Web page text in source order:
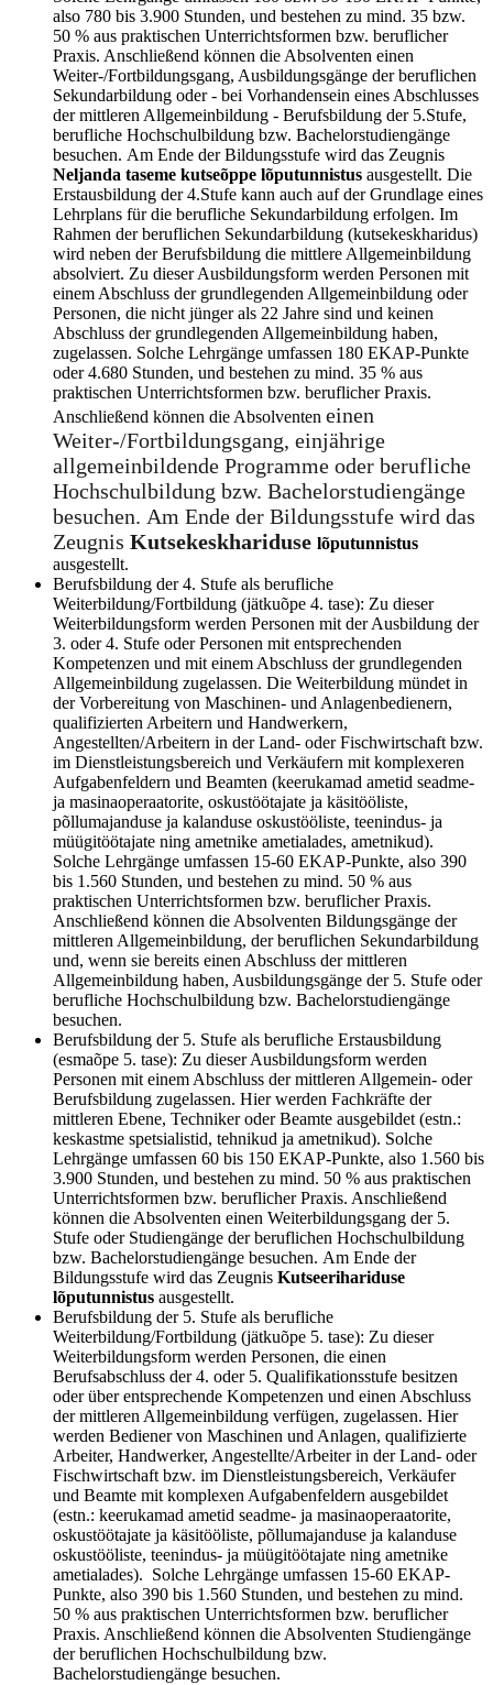
also 780 bis 3.900 Stunden, und bestehen zu mind. 35 bzw.
50 % aus praktischen Unterrichtsformen bzw. beruflicher
Praxis. Anschließend können die Absolventen einen
Weiter-/Fortbildungsgang, Ausbildungsgänge der beruflichen
Sekundarbildung oder - bei Vorhandensein eines Abschlusses
der mittleren Allgemeinbildung - Berufsbildung der 5.Stufe,
berufliche Hochschulbildung bzw. Bachelorstudiengänge
besuchen. Am Ende der Bildungsstufe wird das Zeugnis
Neljanda taseme kutseõppe lõputunnistus ausgestellt. Die
Erstausbildung der 4.Stufe kann auch auf der Grundlage eines
Lehrplans für die berufliche Sekundarbildung erfolgen. Im
Rahmen der beruflichen Sekundarbildung (kutsekeskharidus)
wird neben der Berufsbildung die mittlere Allgemeinbildung
absolviert. Zu dieser Ausbildungsform werden Personen mit
einem Abschluss der grundlegenden Allgemeinbildung oder
Personen, die nicht jünger als 22 Jahre sind und keinen
Abschluss der grundlegenden Allgemeinbildung haben,
zugelassen. Solche Lehrgänge umfassen 180 EKAP-Punkte
oder 4.680 Stunden, und bestehen zu mind. 35 % aus
praktischen Unterrichtsformen bzw. beruflicher Praxis.
Anschließend können die Absolventen einen
Weiter-/Fortbildungsgang, einjährige
allgemeinbildende Programme oder berufliche
Hochschulbildung bzw. Bachelorstudiengänge
besuchen. Am Ende der Bildungsstufe wird das
Zeugnis Kutsekeskhariduse lõputunnistus
ausgestellt.
Berufsbildung der 4. Stufe als berufliche
Weiterbildung/Fortbildung (jätkuõpe 4. tase): Zu dieser
Weiterbildungsform werden Personen mit der Ausbildung der
3. oder 4. Stufe oder Personen mit entsprechenden
Kompetenzen und mit einem Abschluss der grundlegenden
Allgemeinbildung zugelassen. Die Weiterbildung mündet in
der Vorbereitung von Maschinen- und Anlagenbedienern,
qualifizierten Arbeitern und Handwerkern,
Angestellten/Arbeitern in der Land- oder Fischwirtschaft bzw.
im Dienstleistungsbereich und Verkäufern mit komplexeren
Aufgabenfeldern und Beamten (keerukamad ametid seadme-
ja masinaoperaatorite, oskustöötajate ja käsitööliste,
põllumajanduse ja kalanduse oskustööliste, teenindus- ja
müügitöötajate ning ametnike ametialades, ametnikud).
Solche Lehrgänge umfassen 15-60 EKAP-Punkte, also 390
bis 1.560 Stunden, und bestehen zu mind. 50 % aus
praktischen Unterrichtsformen bzw. beruflicher Praxis.
Anschließend können die Absolventen Bildungsgänge der
mittleren Allgemeinbildung, der beruflichen Sekundarbildung
und, wenn sie bereits einen Abschluss der mittleren
Allgemeinbildung haben, Ausbildungsgänge der 5. Stufe oder
berufliche Hochschulbildung bzw. Bachelorstudiengänge
besuchen.
Berufsbildung der 5. Stufe als berufliche Erstausbildung
(esmaõpe 5. tase): Zu dieser Ausbildungsform werden
Personen mit einem Abschluss der mittleren Allgemein- oder
Berufsbildung zugelassen. Hier werden Fachkräfte der
mittleren Ebene, Techniker oder Beamte ausgebildet (estn.:
keskastme spetsialistid, tehnikud ja ametnikud). Solche
Lehrgänge umfassen 60 bis 150 EKAP-Punkte, also 1.560 bis
3.900 Stunden, und bestehen zu mind. 50 % aus praktischen
Unterrichtsformen bzw. beruflicher Praxis. Anschließend
können die Absolventen einen Weiterbildungsgang der 5.
Stufe oder Studiengänge der beruflichen Hochschulbildung
bzw. Bachelorstudiengänge besuchen. Am Ende der
Bildungsstufe wird das Zeugnis Kutseerihariduse
lõputunnistus ausgestellt.
Berufsbildung der 5. Stufe als berufliche
Weiterbildung/Fortbildung (jätkuõpe 5. tase): Zu dieser
Weiterbildungsform werden Personen, die einen
Berufsabschluss der 4. oder 5. Qualifikationsstufe besitzen
oder über entsprechende Kompetenzen und einen Abschluss
der mittleren Allgemeinbildung verfügen, zugelassen. Hier
werden Bediener von Maschinen und Anlagen, qualifizierte
Arbeiter, Handwerker, Angestellte/Arbeiter in der Land- oder
Fischwirtschaft bzw. im Dienstleistungsbereich, Verkäufer
und Beamte mit komplexen Aufgabenfeldern ausgebildet
(estn.: keerukamad ametid seadme- ja masinaoperaatorite,
oskustöötajate ja käsitööliste, põllumajanduse ja kalanduse
oskustööliste, teenindus- ja müügitöötajate ning ametnike
ametialades). Solche Lehrgänge umfassen 15-60 EKAP-
Punkte, also 390 bis 1.560 Stunden, und bestehen zu mind.
50 % aus praktischen Unterrichtsformen bzw. beruflicher
Praxis. Anschließend können die Absolventen Studiengänge
der beruflichen Hochschulbildung bzw.
Bachelorstudiengänge besuchen.